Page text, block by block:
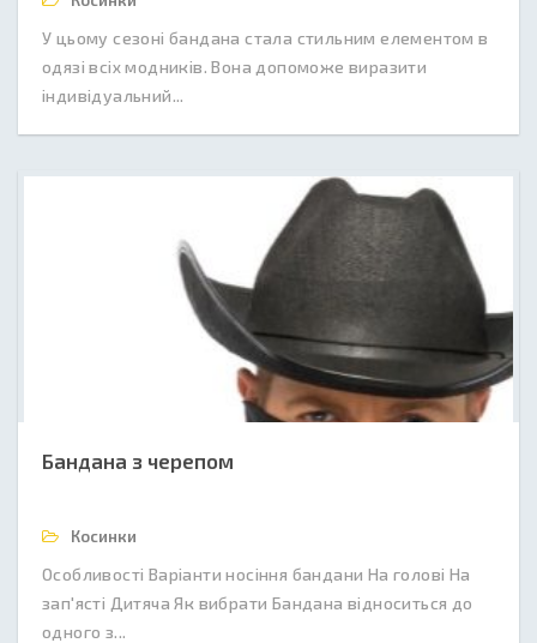
У цьому сезоні бандана стала стильним елементом в
одязі всіх модників. Вона допоможе виразити
індивідуальний...
Бандана з черепом
Косинки
Особливості Варіанти носіння бандани На голові На
зап'ясті Дитяча Як вибрати Бандана відноситься до
одного з...